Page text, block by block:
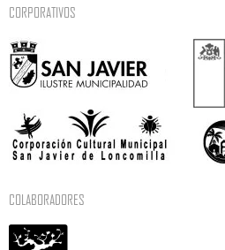
CORPORATIVOS
COLABORADORES